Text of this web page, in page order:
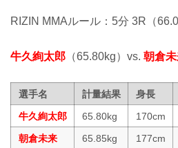
RIZIN MMAルール：5分 3R（
牛久絢太郎 （65.80kg）vs. 朝倉
選手名 計量結果 身長
牛久絢太郎
65.80kg 170cm
朝倉未来
65.85kg 177cm